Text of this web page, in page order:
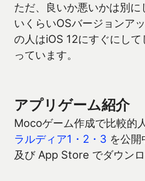
ただ、良いか悪いかは別
いくらいOSバージョンア
の人はiOS 12にすぐにし
っています。
アプリゲーム紹介
Mocoゲーム作成で比較的
ラルディア1・2・3 を公
及び App Store でダウンロ